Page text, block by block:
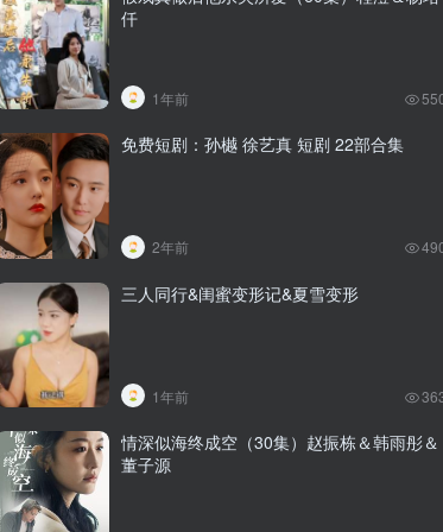
仟
1年前
免费短剧：孙樾 徐艺真 短剧 22部合集
2年前
三人同行&闺蜜变形记&夏雪变形
1年前
情深似海终成空（30集）赵振栋＆韩雨彤＆
董子源